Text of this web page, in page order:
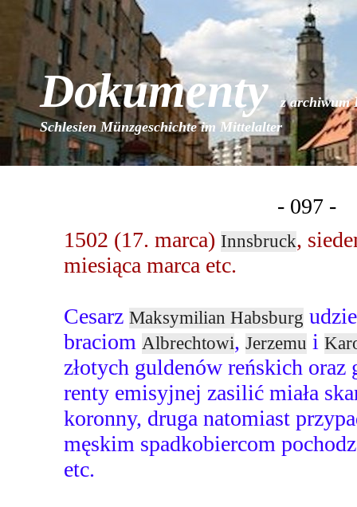
Dokumentyz archiwum
Schlesien Münzgeschichte im Mittelalter
- 097 -
1502 (17. marca) Innsbruck,
miesiąca marca etc.
Cesarz Maksymilian Habsburg
braciom Albrechtowi, Jerzemu i
złotych guldenów reńskich oraz
renty emisyjnej zasilić miała
koronny, druga natomiast
męskim spadkobiercom
etc.